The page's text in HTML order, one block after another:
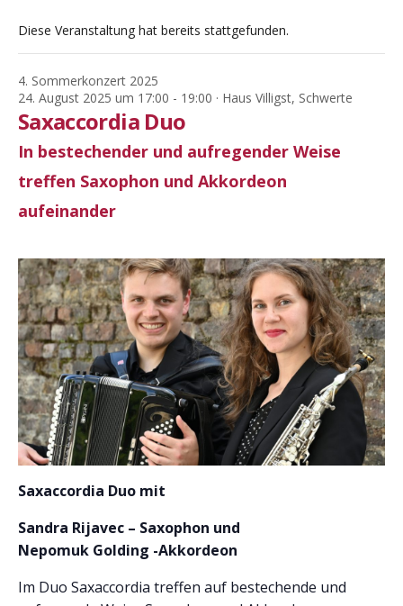
Diese Veranstaltung hat bereits stattgefunden.
4. Sommerkonzert 2025
24. August 2025 um 17:00 - 19:00 · Haus Villigst, Schwerte
Saxaccordia Duo
In bestechender und aufregender Weise
treffen Saxophon und Akkordeon
aufeinander
Saxaccordia Duo mit
Sandra Rijavec – Saxophon und
Nepomuk Golding -Akkordeon
Im Duo Saxaccordia treffen auf bestechende und
Kontakt